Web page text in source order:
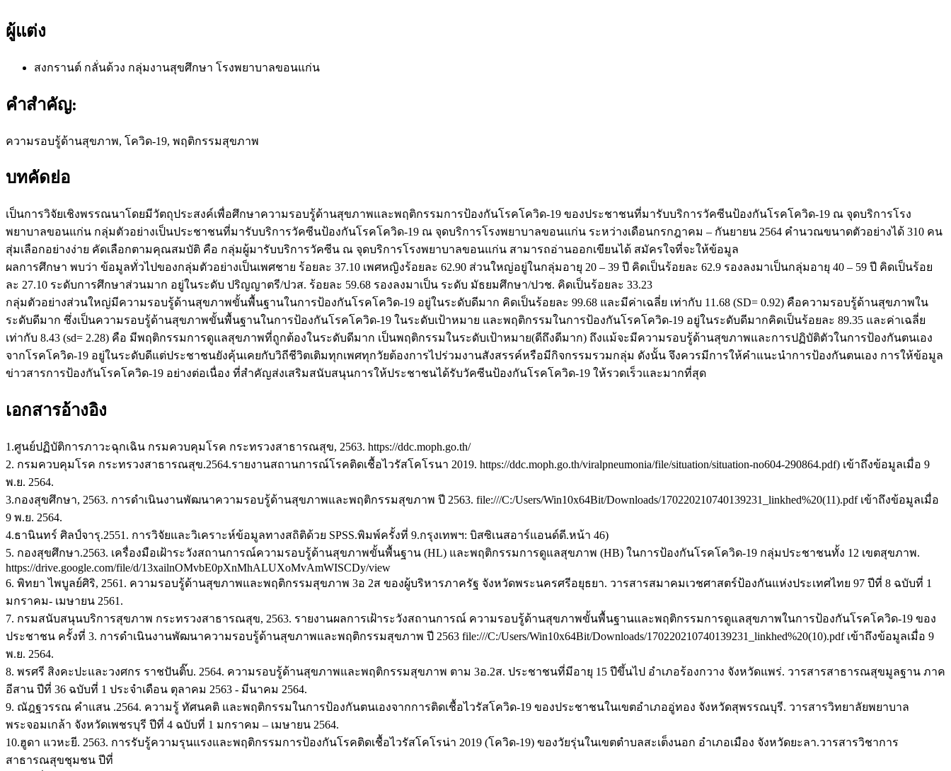
ผู้แต่ง
สงกรานต์ กลั่นด้วง กลุ่มงานสุขศึกษา โรงพยาบาลขอนแก่น
คำสำคัญ:
ความรอบรู้ด้านสุขภาพ, โควิด-19, พฤติกรรมสุขภาพ
บทคัดย่อ
เป็นการวิจัยเชิงพรรณนาโดยมีวัตถุประสงค์เพื่อศึกษาความรอบรู้ด้านสุขภาพและพฤติกรรมการป้องกันโรคโควิด-19 ของประชาชนที่มารับบริการวัคซีนป้องกันโรคโควิด-19 ณ จุดบริการโรง
พยาบาลขอนแก่น กลุ่มตัวอย่างเป็นประชาชนที่มารับบริการวัคซีนป้องกันโรคโควิด-19 ณ จุดบริการโรงพยาบาลขอนแก่น ระหว่างเดือนกรกฎาคม – กันยายน 2564 คำนวณขนาดตัวอย่างได้ 310 คน
สุ่มเลือกอย่างง่าย คัดเลือกตามคุณสมบัติ คือ กลุ่มผู้มารับบริการวัคซีน ณ จุดบริการโรงพยาบาลขอนแก่น สามารถอ่านออกเขียนได้ สมัครใจที่จะให้ข้อมูล
ผลการศึกษา พบว่า ข้อมูลทั่วไปของกลุ่มตัวอย่างเป็นเพศชาย ร้อยละ 37.10 เพศหญิงร้อยละ 62.90 ส่วนใหญ่อยู่ในกลุ่มอายุ 20 – 39 ปี คิดเป็นร้อยละ 62.9 รองลงมาเป็นกลุ่มอายุ 40 – 59 ปี คิดเป็นร้อย
ละ 27.10 ระดับการศึกษาส่วนมาก อยู่ในระดับ ปริญญาตรี/ปวส. ร้อยละ 59.68 รองลงมาเป็น ระดับ มัธยมศึกษา/ปวช. คิดเป็นร้อยละ 33.23
กลุ่มตัวอย่างส่วนใหญ่มีความรอบรู้ด้านสุขภาพขั้นพื้นฐานในการป้องกันโรคโควิด-19 อยู่ในระดับดีมาก คิดเป็นร้อยละ 99.68 และมีค่าเฉลี่ย เท่ากับ 11.68 (SD= 0.92) คือความรอบรู้ด้านสุขภาพใน
ระดับดีมาก ซึ่งเป็นความรอบรู้ด้านสุขภาพขั้นพื้นฐานในการป้องกันโรคโควิด-19 ในระดับเป้าหมาย และพฤติกรรมในการป้องกันโรคโควิด-19 อยู่ในระดับดีมากคิดเป็นร้อยละ 89.35 และค่าเฉลี่ย
เท่ากับ 8.43 (sd= 2.28) คือ มีพฤติกรรมการดูแลสุขภาพที่ถูกต้องในระดับดีมาก เป็นพฤติกรรมในระดับเป้าหมาย(ดีถึงดีมาก) ถึงแม้จะมีความรอบรู้ด้านสุขภาพและการปฏิบัติตัวในการป้องกันตนเอง
จากโรคโควิด-19 อยู่ในระดับดีแต่ประชาชนยังคุ้นเคยกับวิถีชีวิตเติมทุกเพศทุกวัยต้องการไปร่วมงานสังสรรค์หรือมีกิจกรรมรวมกลุ่ม ดังนั้น จึงควรมีการให้คำแนะนำการป้องกันตนเอง การให้ข้อมูล
ข่าวสารการป้องกันโรคโควิด-19 อย่างต่อเนื่อง ที่สำคัญส่งเสริมสนับสนุนการให้ประชาชนได้รับวัคซีนป้องกันโรคโควิด-19 ให้รวดเร็วและมากที่สุด
เอกสารอ้างอิง
1.ศูนย์ปฏิบัติการภาวะฉุกเฉิน กรมควบคุมโรค กระทรวงสาธารณสุข, 2563. https://ddc.moph.go.th/
2. กรมควบคุมโรค กระทรวงสาธารณสุข.2564.รายงานสถานการณ์โรคติดเชื้อไวรัสโคโรนา 2019. https://ddc.moph.go.th/viralpneumonia/file/situation/situation-no604-290864.pdf) เข้าถึงข้อมูลเมื่อ 9
พ.ย. 2564.
3.กองสุขศึกษา, 2563. การดําเนินงานพัฒนาความรอบรู้ด้านสุขภาพและพฤติกรรมสุขภาพ ปี 2563. file:///C:/Users/Win10x64Bit/Downloads/170220210740139231_linkhed%20(11).pdf เข้าถึงข้อมูลเมื่อ
9 พ.ย. 2564.
4.ธานินทร์ ศิลป์จารุ.2551. การวิจัยและวิเคราะห์ข้อมูลทางสถิติด้วย SPSS.พิมพ์ครั้งที่ 9.กรุงเทพฯ: บิสซิเนสอาร์แอนด์ดี.หน้า 46)
5. กองสุขศึกษา.2563. เครื่องมือเฝ้าระวังสถานการณ์ความรอบรู้ด้านสุขภาพขั้นพื้นฐาน (HL) และพฤติกรรมการดูแลสุขภาพ (HB) ในการป้องกันโรคโควิด-19 กลุ่มประชาชนทั้ง 12 เขตสุขภาพ.
https://drive.google.com/file/d/13xailnOMvbE0pXnMhALUXoMvAmWISCDy/view
6. พิทยา ไพบูลย์ศิริ, 2561. ความรอบรู้ด้านสุขภาพและพฤติกรรมสุขภาพ 3อ 2ส ของผู้บริหารภาครัฐ จังหวัดพระนครศรีอยุธยา. วารสารสมาคมเวชศาสตร์ป้องกันแห่งประเทศไทย 97 ปีที่ 8 ฉบับที่ 1
มกราคม- เมษายน 2561.
7. กรมสนับสนุนบริการสุขภาพ กระทรวงสาธารณสุข, 2563. รายงานผลการเฝ้าระวังสถานการณ์ ความรอบรู้ด้านสุขภาพขั้นพื้นฐานและพฤติกรรมการดูแลสุขภาพในการป้องกันโรคโควิด-19 ของ
ประชาชน ครั้งที่ 3. การดําเนินงานพัฒนาความรอบรู้ด้านสุขภาพและพฤติกรรมสุขภาพ ปี 2563 file:///C:/Users/Win10x64Bit/Downloads/170220210740139231_linkhed%20(10).pdf เข้าถึงข้อมูลเมื่อ 9
พ.ย. 2564.
8. พรศรี สิงคะปะและวงศกร ราชปันติ๊บ. 2564. ความรอบรู้ด้านสุขภาพและพฤติกรรมสุขภาพ ตาม 3อ.2ส. ประชาชนที่มีอายุ 15 ปีขึ้นไป อำเภอร้องกวาง จังหวัดแพร่. วารสารสาธารณสุขมูลฐาน ภาค
อีสาน ปีที่ 36 ฉบับที่ 1 ประจำเดือน ตุลาคม 2563 - มีนาคม 2564.
9. ณัฎฐวรรณ คำแสน .2564. ความรู้ ทัศนคติ และพฤติกรรมในการป้องกันตนเองจากการติดเชื้อไวรัสโควิด-19 ของประชาชนในเขตอำเภออู่ทอง จังหวัดสุพรรณบุรี. วารสารวิทยาลัยพยาบาล
พระจอมเกล้า จังหวัดเพชรบุรี ปีที่ 4 ฉบับที่ 1 มกราคม – เมษายน 2564.
10.ฮูดา แวหะยี. 2563. การรับรู้ความรุนแรงและพฤติกรรมการป้องกันโรคติดเชื้อไวรัสโคโรน่า 2019 (โควิด-19) ของวัยรุ่นในเขตตำบลสะเต็งนอก อำเภอเมือง จังหวัดยะลา.วารสารวิชาการ
สาธารณสุขชุมชน ปีที่